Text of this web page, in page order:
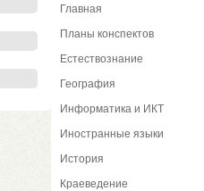
Главная
Планы конспектов
Естествознание
География
Информатика и ИКТ
Иностранные языки
История
Краеведение